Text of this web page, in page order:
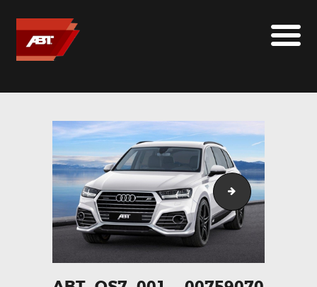
ABT SPORTSLINE FRANCE
MARQUES
LE SUR-MESURE
ABT
CONTACT